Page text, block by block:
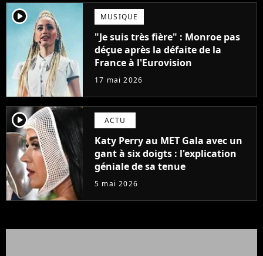
player2 MUSIQUE
"Je suis très fière" : Monroe pas
déçue après la défaite de la
France à l'Eurovision
17 mai 2026
player2 ACTU
Katy Perry au MET Gala avec un
gant à six doigts : l'explication
géniale de sa tenue
5 mai 2026